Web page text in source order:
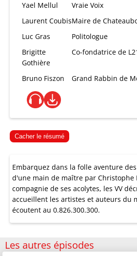
Yael Mellul
Vraie Voix
Laurent CoubisMaire de
Luc Gras
Politologue
Brigitte
Gothière
Co-fondatrice de
Bruno Fiszon Grand Rabbin de
Cacher le résumé
Embarquez dans la folle aventure
d'une main de maître par Christophe
compagnie de ses acolytes, les VV
accueillent les artistes et auteurs du
écoutent au 0.826.300.300.
Les autres épisodes